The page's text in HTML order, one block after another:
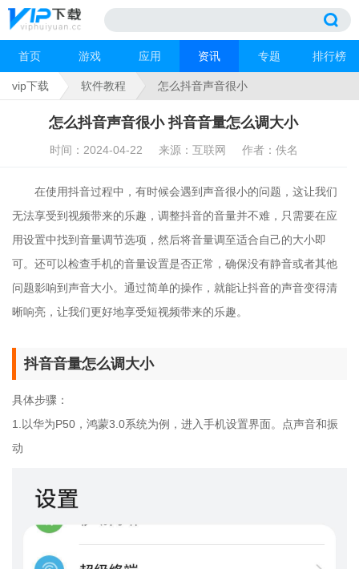
首页 游戏 应用 资讯 专题 排行榜
vip下载 软件教程 怎么抖音声音很小
怎么抖音声音很小 抖音音量怎么调大小
时间：2024-04-22 来源：互联网 作者：佚名
在使用抖音过程中，有时候会遇到声音很小的问题，这让我们
无法享受到视频带来的乐趣，调整抖音的音量并不难，只需要在应
用设置中找到音量调节选项，然后将音量调至适合自己的大小即
可。还可以检查手机的音量设置是否正常，确保没有静音或者其他
问题影响到声音大小。通过简单的操作，就能让抖音的声音变得清
晰响亮，让我们更好地享受短视频带来的乐趣。
抖音音量怎么调大小
具体步骤：
1.以华为P50，鸿蒙3.0系统为例，进入手机设置界面。点声音和振
动